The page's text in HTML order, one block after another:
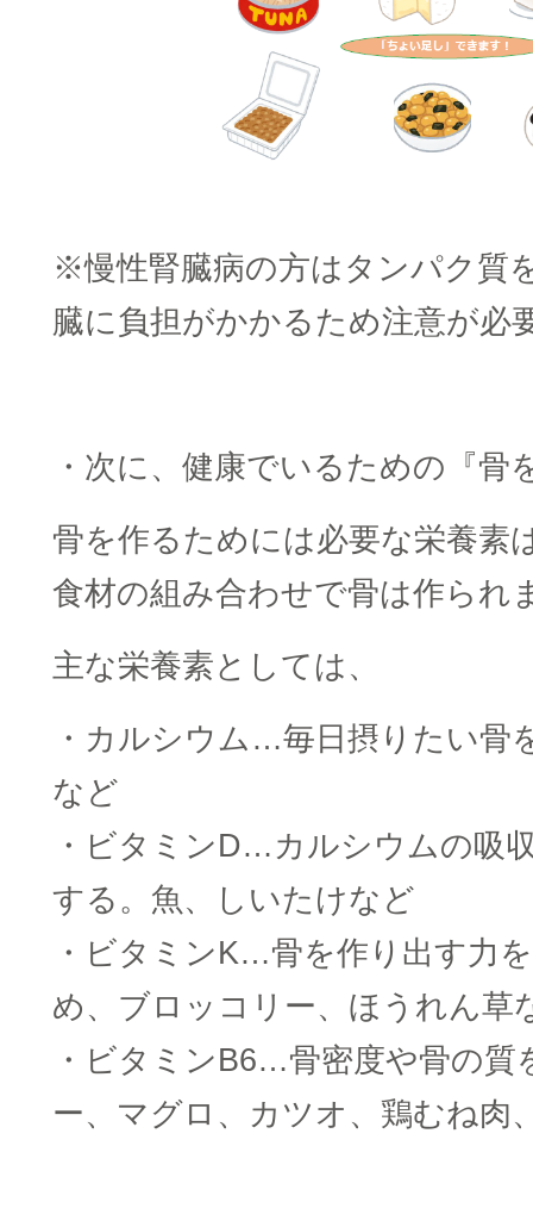
※慢性腎臓病の方はタンパク質
臓に負担がかかるため注意が必
・次に、健康でいるための『骨
骨を作るためには必要な栄養素
食材の組み合わせで骨は作られ
主な栄養素としては、
・カルシウム…毎日摂りたい骨
など
・ビタミンD…カルシウムの吸
する。魚、しいたけなど
・ビタミンK…骨を作り出す力
め、ブロッコリー、ほうれん草
・ビタミンB6…骨密度や骨の質
ー、マグロ、カツオ、鶏むね肉